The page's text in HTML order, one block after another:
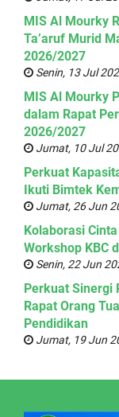
MIS Al Mourky
Ta’aruf Murid
2026/2027
Senin, 13 Jul
MIS Al Mourky
dalam Rapat
2026/2027
Jumat, 10 Jul
Perkuat
Ikuti Bimtek
Jumat, 26 Jun
Kolaborasi
Workshop KBC
Senin, 22 Jun
Perkuat Sinergi
Rapat Orang
Pendidikan
Jumat, 19 Jun